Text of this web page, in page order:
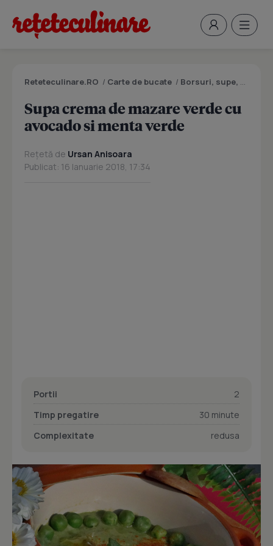
Reteteculinare.RO / Carte de bucate / Borsuri, supe, ciorbe
Supa crema de mazare verde cu
avocado si menta verde
Rețetă de Ursan Anisoara
Publicat: 16 Ianuarie 2018, 17:34
Portii
2
Timp pregatire
30 minute
Complexitate
redusa